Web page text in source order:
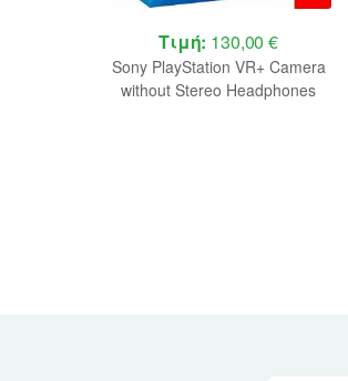
Τιμή: 130,00 €
Sony PlayStation VR+ Camera
without Stereo Headphones